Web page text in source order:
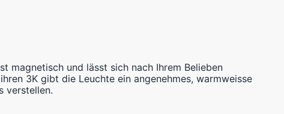
magnetisch und lässt sich nach Ihrem Belieben
3K gibt die Leuchte ein angenehmes, warmweisse
verstellen.